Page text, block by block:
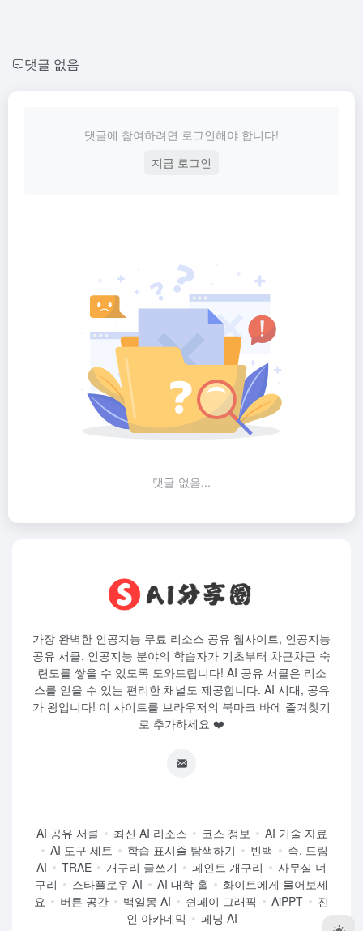
댓글 없음
댓글에 참여하려면 로그인해야 합니다!
지금 로그인
댓글 없음...
가장 완벽한 인공지능 무료 리소스 공유 웹사이트, 인공지능
공유 서클. 인공지능 분야의 학습자가 기초부터 차근차근 숙
련도를 쌓을 수 있도록 도와드립니다! AI 공유 서클은 리소
스를 얻을 수 있는 편리한 채널도 제공합니다. AI 시대, 공유
가 왕입니다! 이 사이트를 브라우저의 북마크 바에 즐겨찾기
로 추가하세요 ❤️
AI 공유 서클 최신 AI 리소스 코스 정보
AI 기술 자료
AI 도구 세트
학습 표시줄 탐색하기 빈백
즉, 드림
AI
TRAE 개구리 글쓰기 페인트 개구리
사무실 너
구리
스타플로우 AI AI 대학 홀
화이트에게 물어보세
요
버튼 공간 백일몽 AI 쉰페이 그래픽 AiPPT
진
인 아카데믹
페닝 AI